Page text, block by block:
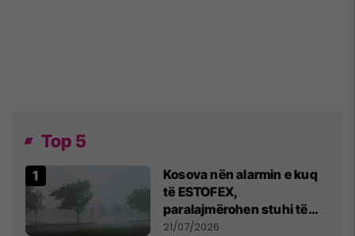
Top 5
Kosova nën alarmin e kuq
të ESTOFEX,
paralajmërohen stuhi të
fuqishme me breshër dhe
21/07/2026